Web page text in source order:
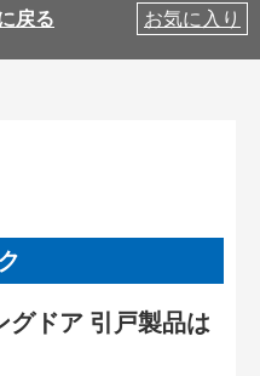
戻る お気に入り
ドア 引戸製品は